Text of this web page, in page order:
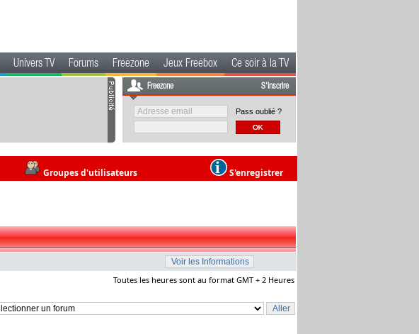
Univers TV Forums Freezone Jeux Freebox Ce soir à la TV
Freezone S'inscrire
Pass oublié ?
Groupes d'utilisateurs S'enregistrer
Toutes les heures sont au format GMT + 2 Heures